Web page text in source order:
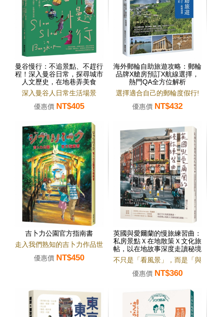
曼谷慢行：不追景點、不趕行
程！深入曼谷日常，探尋城市
人文歷史，在地巷弄美食
深入曼谷人日常生活場景
優惠價 NT$405
海外郵輪自助旅遊攻略：郵輪
品牌X艙房預訂X航線選擇，
熱門QA全方位解析
選擇適合自己的郵輪度假行!
優惠價 NT$432
吉卜力公園官方指南書
走入我們熟知的吉卜力作品世
界！
優惠價 NT$450
英國與愛爾蘭的慢旅練習曲：
私房景點Ｘ在地散策Ｘ文化旅
帖，以在地故事深度走讀秘境
不只是「看風景」，而是「與
地方對話」。
優惠價 NT$360